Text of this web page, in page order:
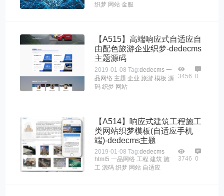
织梦 网站 金服
【A515】高端响应式自适应自
由配色旅游企业织梦-dedecms
主题源码
2019-01-08 Tag:dedecms 一
品网络 主题 企业 旅游 模板 源
码 织梦 网站
3456 0
【A514】响应式建筑工程施工
类网站织梦模板(自适应手机
端)-dedecms主题
2019-01-08 Tag:dedecms
html5 一品网络 工程 建筑 施
工 源码 织梦 网站 自适应
3746 0